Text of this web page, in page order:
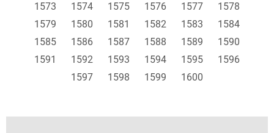
1573
1574 1575 1576 1577
1578
1579
1580 1581 1582 1583
1584
1585
1586 1587 1588 1589
1590
1591
1592 1593 1594 1595
1596
1597
1598 1599 1600